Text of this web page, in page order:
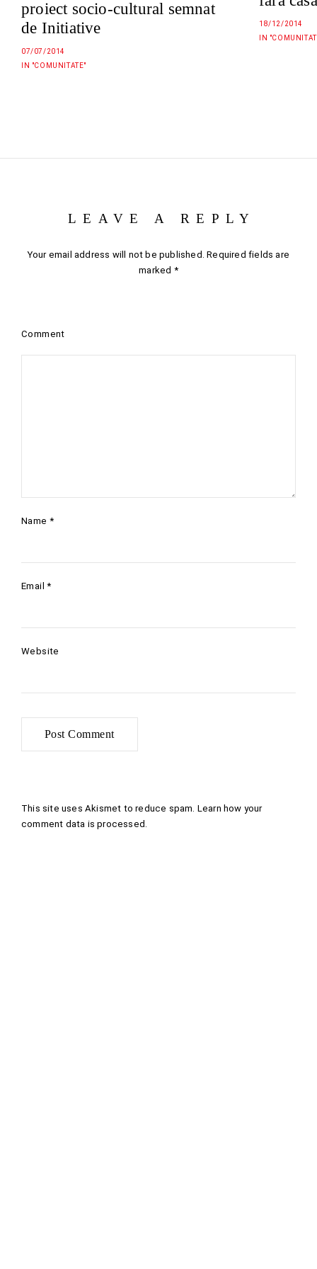
proiect socio-cultural semnat
de Initiative
07/07/2014
IN "COMUNITATE"
18/12/2014
IN
LEAVE A REPLY
Your email address will not be published. Required fields are
marked *
Comment
Name *
Email*
Website
This site uses Akismet to reduce spam. Learn how your
comment data is processed